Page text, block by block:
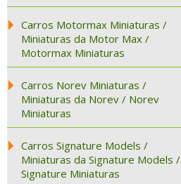
Carros Motormax Miniaturas /
Miniaturas da Motor Max /
Motormax Miniaturas
Carros Norev Miniaturas /
Miniaturas da Norev / Norev
Miniaturas
Carros Signature Models /
Miniaturas da Signature Models /
Signature Miniaturas